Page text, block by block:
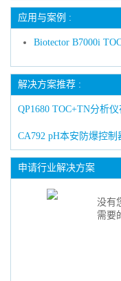
应用与案例 :
Biotector B7000i
解决方案推荐 :
QP1680 TOC+TN分析
CA792 pH本安防爆控
申请行业解决方案
没有
需要